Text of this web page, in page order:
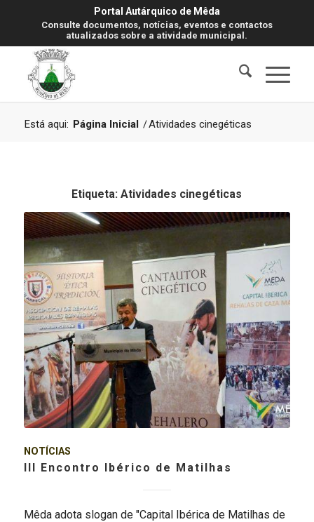
Portal Autárquico de Mêda
Consulte documentos, notícias, eventos e contactos
atualizados sobre a atividade municipal.
Está aqui: Página Inicial /Atividades cinegéticas
Etiqueta:Atividades cinegéticas
NOTÍCIAS
III Encontro Ibérico de Matilhas
Mêda adota slogan de "Capital Ibérica de Matilhas de